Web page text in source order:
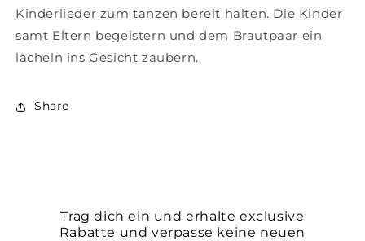
Kinderlieder zum tanzen bereit halten. Die Kinder
samt Eltern begeistern und dem Brautpaar ein
lächeln ins Gesicht zaubern.
Share
Trag dich ein und erhalte exclusive
Rabatte und verpasse keine neuen